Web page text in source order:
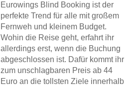
Eurowings Blind Booking ist der
perfekte Trend für alle mit großem
Fernweh und kleinem Budget.
Wohin die Reise geht, erfahrt ihr
allerdings erst, wenn die Buchung
abgeschlossen ist. Dafür kommt ihr
zum unschlagbaren Preis ab 44
Euro an die tollsten Ziele innerhalb